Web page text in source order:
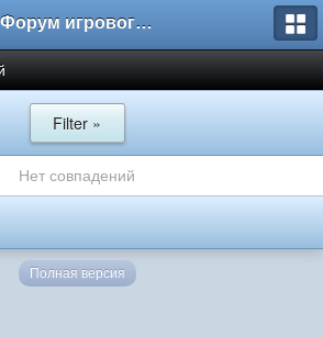
Форум игрового проекта Riverrise
Filter »
Нет совпадений
Полная версия